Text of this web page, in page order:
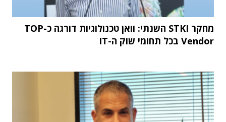
מחקר STKI השנתי: וואן טכנולוגיות דורגה כ-TOP
Vendor בכל תחומי שוק ה-IT